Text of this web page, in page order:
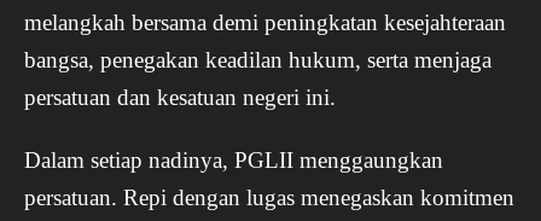
melangkah bersama demi peningkatan kesejahteraan
bangsa, penegakan keadilan hukum, serta menjaga
persatuan dan kesatuan negeri ini.
Dalam setiap nadinya, PGLII menggaungkan
persatuan. Repi dengan lugas menegaskan komitmen